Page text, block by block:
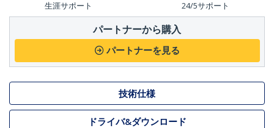
生涯サポート 24/5サポート
パートナーから購入
パートナーを見る
技術仕様
ドライバ&ダウンロード